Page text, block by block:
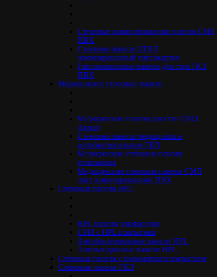
Стеновые ламинированные панели СМЛ
ПВХ
Стеновые панели ЛГКЛ
ламинированный гипсокартон
Гипсовиниловые панели для стен ГКЛ
ПВХ
Медицинские стеновые панели
Медицинские панели для стен СМЛ
Акрил
Стеновые панели медицинские
антибактериальные ГКЛ
Медицинские стеновые панели
гипсоакрил
Медицинские стеновые панели СМЛ
лист ламинированный ПВХ
Стеновые панели НPL
HPL панели для фасадов
СМЛ с HPL покрытием
Антибактериальные панели HPL
Антивандальные панели HPL
Cтеновые панели с полимерным покрытием
Стеновые панели ГКЛ
обновленный сайт сделает ваше взаимодействие с
Standarddecor еще более комфортным и продуктивным.
Загляните к нам и убедитесь в этом сами!
С наилучшими пожеланиями,
Команда Standarddecor.
Тренды в декоре: что будет популярно в 2025
Пн-Пт 09:00-18:00